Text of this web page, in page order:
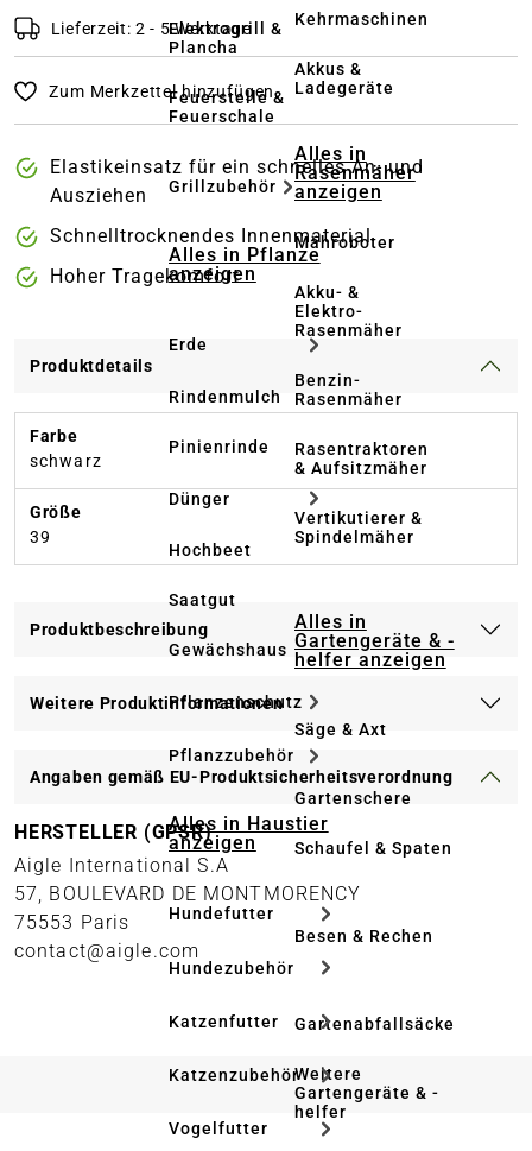
Elektrogrill &
Plancha
Feuerstelle &
Feuerschale
Grillzubehör
Alles in Pflanze
anzeigen
Erde
Rindenmulch
Pinienrinde
Dünger
Hochbeet
Saatgut
Gewächshaus
Pflanzenschutz
Pflanzzubehör
Alles in Haustier
anzeigen
Hundefutter
Hundezubehör
Katzenfutter
Katzenzubehör
Vogelfutter
Kehrmaschinen
Akkus &
Ladegeräte
Alles in
Rasenmäher
anzeigen
Mähroboter
Akku- &
Elektro-
Rasenmäher
Benzin-
Rasenmäher
Rasentraktoren
& Aufsitzmäher
Vertikutierer &
Spindelmäher
Alles in
Gartengeräte & -
helfer anzeigen
Säge & Axt
Gartenschere
Schaufel & Spaten
Besen & Rechen
Gartenabfallsäcke
Weitere
Gartengeräte & -
helfer
Lieferzeit: 2 - 5 Werktage
Zum Merkzettel hinzufügen
Elastikeinsatz für ein schnelles An- und
Ausziehen
Schnelltrocknendes Innenmaterial
Hoher Tragekomfort
Produktdetails
Farbe
schwarz
Größe
39
Produktbeschreibung
Weitere Produktinformationen
Angaben gemäß EU-Produktsicherheitsverordnung
HERSTELLER (GPSR)
Aigle International S.A
57, BOULEVARD DE MONTMORENCY
75553 Paris
contact@aigle.com